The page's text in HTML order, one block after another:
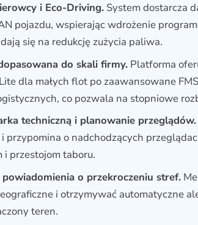
i Eco-Driving. System dostarcza
pojazdu, wspierając wdrożenie
się na redukcję zużycia paliwa.
do skali firmy. Platforma
dla małych flot po zaawansowane
co pozwala na stopniowe
techniczną i planowanie przeglądów.
przypomina o nadchodzących
przestojom taboru.
o przekroczeniu stref.
i otrzymywać automatyczne
teren.